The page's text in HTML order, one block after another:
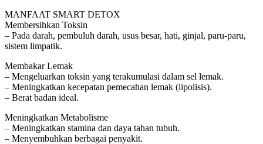
MANFAAT SMART DETOX
Membersihkan Toksin
– Pada darah, pembuluh darah, usus besar, hati, ginjal, paru-paru,
sistem limpatik.
Membakar Lemak
– Mengeluarkan toksin yang terakumulasi dalam sel lemak.
– Meningkatkan kecepatan pemecahan lemak (lipolisis).
– Berat badan ideal.
Meningkatkan Metabolisme
– Meningkatkan stamina dan daya tahan tubuh.
– Menyembuhkan berbagai penyakit.